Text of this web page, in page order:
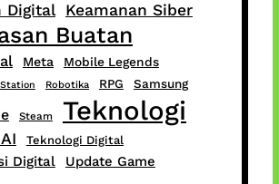
Digital Keamanan Siber
Buatan
Meta Mobile Legends
Robotika RPG Samsung
Steam Teknologi
Teknologi Digital
Digital Update Game